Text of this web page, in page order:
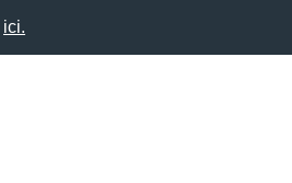
ici.